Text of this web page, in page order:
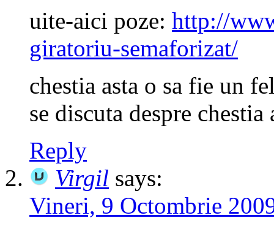
uite-aici poze: http://
giratoriu-semaforizat/
chestia asta o sa fie un
se discuta despre chestia
Reply
Virgil says:
Vineri, 9 Octombrie